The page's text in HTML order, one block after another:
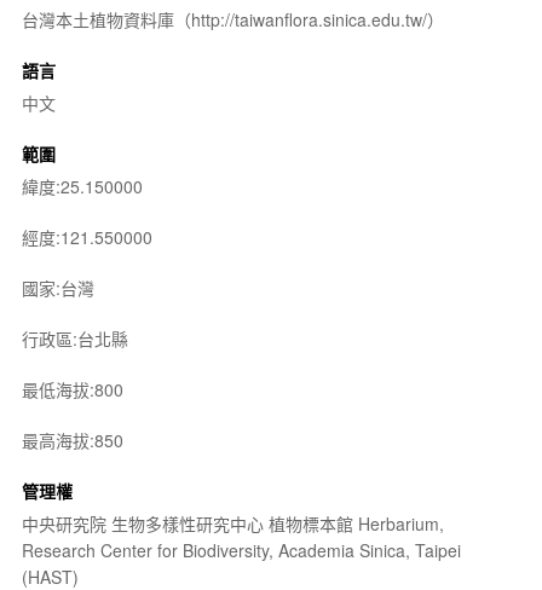
台灣本土植物資料庫（http://taiwanflora.sinica.edu.tw/）
語言
中文
範圍
緯度:25.150000
經度:121.550000
國家:台灣
行政區:台北縣
最低海拔:800
最高海拔:850
管理權
中央研究院 生物多樣性研究中心 植物標本館 Herbarium,
Research Center for Biodiversity, Academia Sinica, Taipei
(HAST)